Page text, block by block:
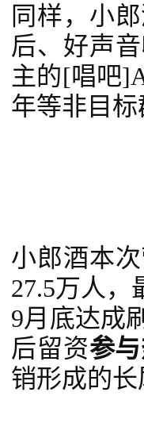
同样，小
后、好声
主的[唱吧
年等非目
小郎酒本
27.5万人，
9月底达成
后留资参
销形成的